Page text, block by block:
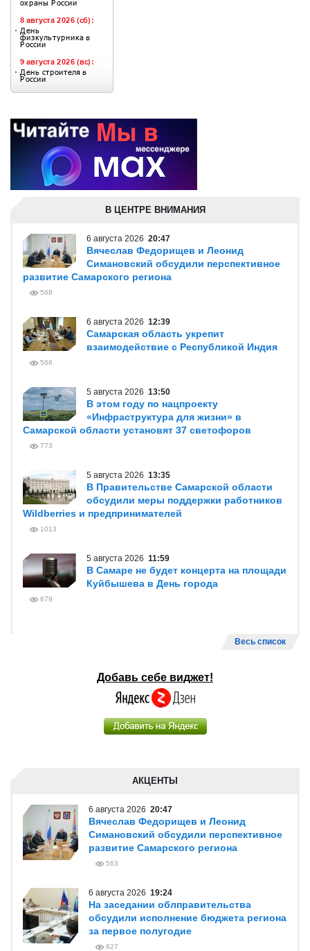
В ЦЕНТРЕ ВНИМАНИЯ
6 августа 2026 20:47
Вячеслав Федорищев и Леонид
Симановский обсудили перспективное
развитие Самарского региона
568
6 августа 2026 12:39
Самарская область укрепит
взаимодействие с Республикой Индия
566
5 августа 2026 13:50
В этом году по нацпроекту
«Инфраструктура для жизни» в
Самарской области установят 37 светофоров
773
5 августа 2026 13:35
В Правительстве Самарской области
обсудили меры поддержки работников
Wildberries и предпринимателей
1013
5 августа 2026 11:59
В Самаре не будет концерта на площади
Куйбышева в День города
679
Весь список
Добавь себе виджет!
АКЦЕНТЫ
6 августа 2026 20:47
Вячеслав Федорищев и Леонид
Симановский обсудили перспективное
развитие Самарского региона
563
6 августа 2026 19:24
На заседании облправительства
обсудили исполнение бюджета региона
за первое полугодие
627